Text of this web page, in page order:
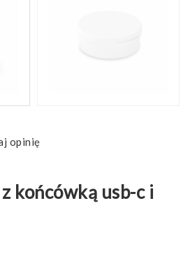
opinię
końcówką usb-c i